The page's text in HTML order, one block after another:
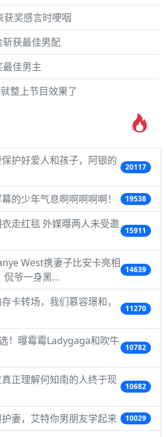
获奖感言时哽咽
获最佳男配
佳男主
整上节目效果了
护好爱人和孩子，阿银的
20117
的少年气息啊啊啊啊啊！ 19538
走红毯 外媒曝两人未受邀
15911
West携妻子比安卡亮相
侃爷一身黑…
14639
卡转场，我们慕容璟和，
11270
！曝霉霉Ladygaga和吹牛
10782
正理解何知南的人终于现
10682
妻，艾特你男朋友学起来 10029